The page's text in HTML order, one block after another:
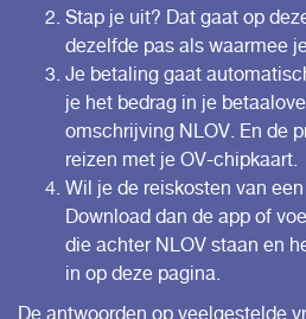
Stap je uit? Dat gaat op
dezelfde pas als waarmee
Je betaling gaat
je het bedrag in je
omschrijving NLOV. En de
reizen met je OV-chipkaart.
Wil je de reiskosten van
Download dan de app of
die achter NLOV staan en
in op deze pagina.
De antwoorden op veelgestelde